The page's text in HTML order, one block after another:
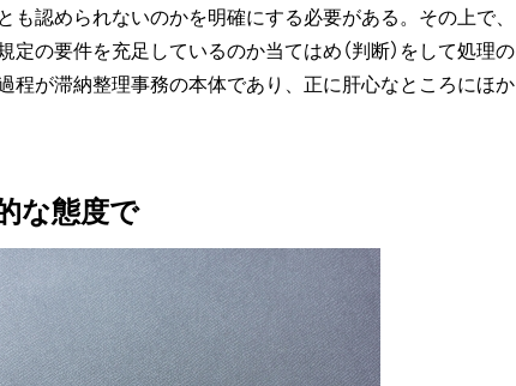
も認められないのかを明確にする必要がある。その上で、
の要件を充足しているのか当てはめ（判断）をして処理の
程が滞納整理事務の本体であり、正に肝心なところにほか
な態度で